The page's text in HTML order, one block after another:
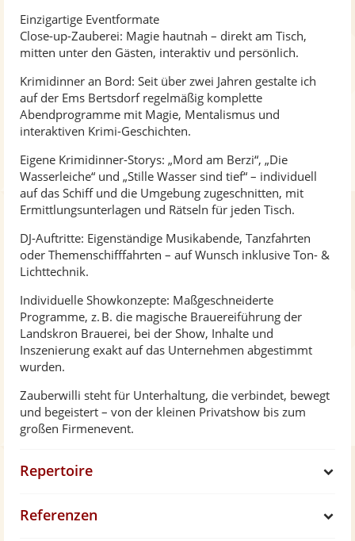
Einzigartige Eventformate
Close-up-Zauberei: Magie hautnah – direkt am Tisch,
mitten unter den Gästen, interaktiv und persönlich.
Krimidinner an Bord: Seit über zwei Jahren gestalte ich
auf der Ems Bertsdorf regelmäßig komplette
Abendprogramme mit Magie, Mentalismus und
interaktiven Krimi-Geschichten.
Eigene Krimidinner-Storys: „Mord am Berzi“, „Die
Wasserleiche“ und „Stille Wasser sind tief“ – individuell
auf das Schiff und die Umgebung zugeschnitten, mit
Ermittlungsunterlagen und Rätseln für jeden Tisch.
DJ-Auftritte: Eigenständige Musikabende, Tanzfahrten
oder Themenschifffahrten – auf Wunsch inklusive Ton- &
Lichttechnik.
Individuelle Showkonzepte: Maßgeschneiderte
Programme, z. B. die magische Brauereiführung der
Landskron Brauerei, bei der Show, Inhalte und
Inszenierung exakt auf das Unternehmen abgestimmt
wurden.
Zauberwilli steht für Unterhaltung, die verbindet, bewegt
und begeistert – von der kleinen Privatshow bis zum
großen Firmenevent.
Repertoire
Referenzen